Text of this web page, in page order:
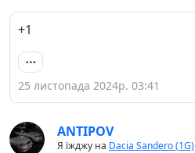
+1
25 листопада 2024р. 03:41
ANTIPOV
Я їжджу на Dacia Sandero (1G)